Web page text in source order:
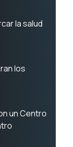
la salud
los
un Centro